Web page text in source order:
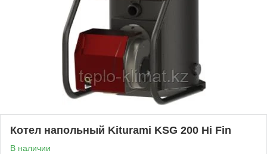
Котел напольный Kiturami KSG 200 Hi Fin
В наличии